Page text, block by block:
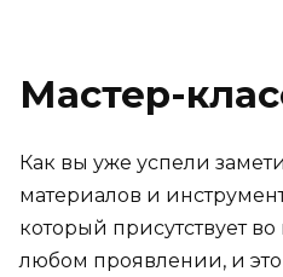
Мастер-
Как вы уже успели
материалов и
который присутствует
любом проявлении, и